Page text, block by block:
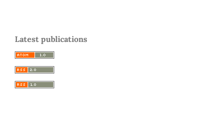
Latest publications